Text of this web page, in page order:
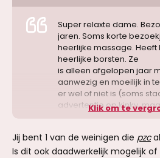
Super relaxte dame.
jaren. Soms korte
heerlijke massage. Heeft
heerlijke borsten. Ze
is alleen afgelopen jaar
aanwezig en moeilijk in
er wel of niet is (soms
advertentie op kinky,
mogelijk met haar. Mar
jaren.
Klik om te
Jij bent 1 van de weinigen die pzc
Is dit ook daadwerkelijk mogelijk